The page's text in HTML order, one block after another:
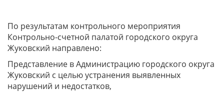
По результатам контрольного мероприятия
Контрольно-счетной палатой городского округа
Жуковский направлено:
Представление в Администрацию городского округа
Жуковский с целью устранения выявленных
нарушений и недостатков,